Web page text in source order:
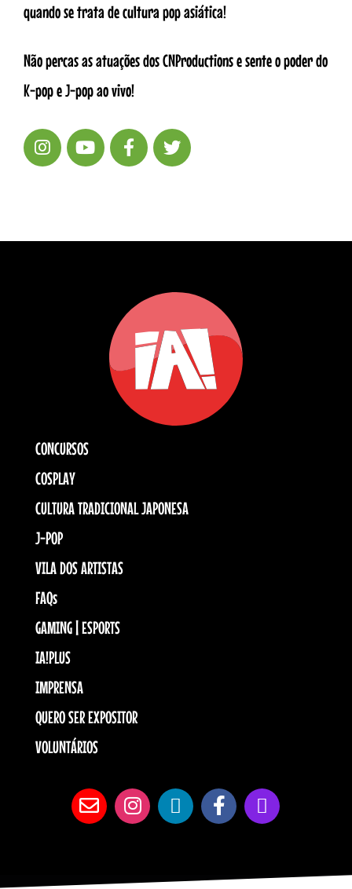
quando se trata de cultura pop asiática!
Não percas as atuações dos CNProductions e sente o poder do
K-pop e J-pop ao vivo!
CONCURSOS
COSPLAY
CULTURA TRADICIONAL JAPONESA
J-POP
VILA DOS ARTISTAS
FAQs
GAMING | ESPORTS
IA!PLUS
IMPRENSA
QUERO SER EXPOSITOR
VOLUNTÁRIOS